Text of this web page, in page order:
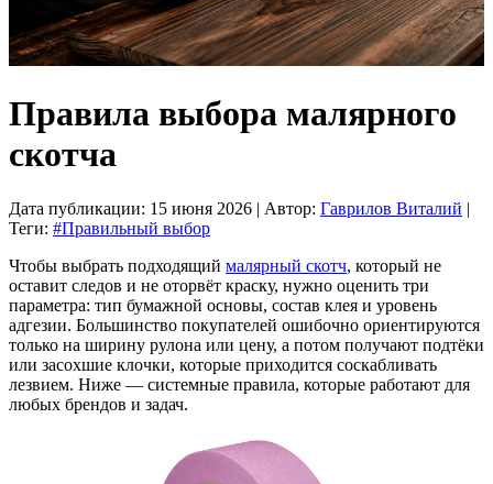
Правила выбора малярного
скотча
Дата публикации: 15 июня 2026 | Автор: Гаврилов Виталий |
Теги: #Правильный выбор
Чтобы выбрать подходящий малярный скотч, который не
оставит следов и не оторвёт краску, нужно оценить три
параметра: тип бумажной основы, состав клея и уровень
адгезии. Большинство покупателей ошибочно ориентируются
только на ширину рулона или цену, а потом получают подтёки
или засохшие клочки, которые приходится соскабливать
лезвием. Ниже — системные правила, которые работают для
любых брендов и задач.